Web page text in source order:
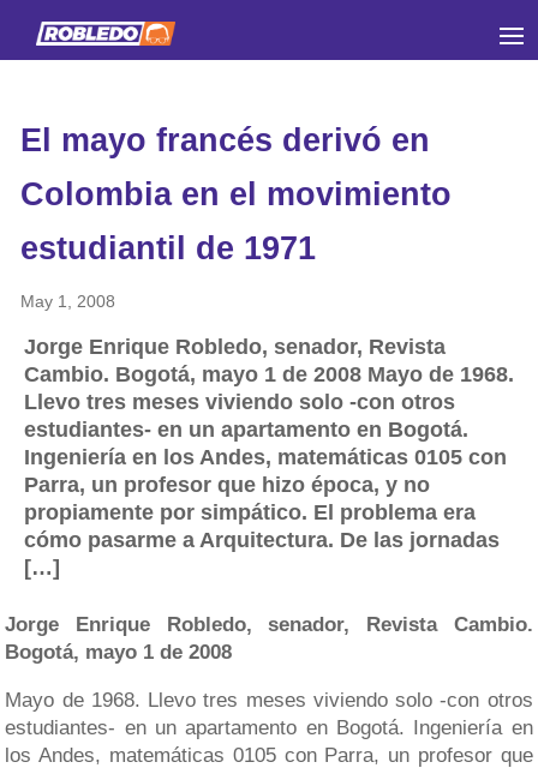
El mayo francés derivó en
Colombia en el movimiento
estudiantil de 1971
May 1, 2008
Jorge Enrique Robledo, senador, Revista
Cambio. Bogotá, mayo 1 de 2008 Mayo de 1968.
Llevo tres meses viviendo solo -con otros
estudiantes- en un apartamento en Bogotá.
Ingeniería en los Andes, matemáticas 0105 con
Parra, un profesor que hizo época, y no
propiamente por simpático. El problema era
cómo pasarme a Arquitectura. De las jornadas
[…]
Jorge Enrique Robledo, senador, Revista Cambio.
Bogotá, mayo 1 de 2008
Mayo de 1968. Llevo tres meses viviendo solo -con otros
estudiantes- en un apartamento en Bogotá. Ingeniería en
los Andes, matemáticas 0105 con Parra, un profesor que